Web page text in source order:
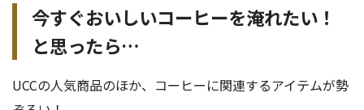
今すぐおいしいコーヒーを淹れたい！
と思ったら…
UCCの人気商品のほか、コーヒーに関連するアイテムが勢